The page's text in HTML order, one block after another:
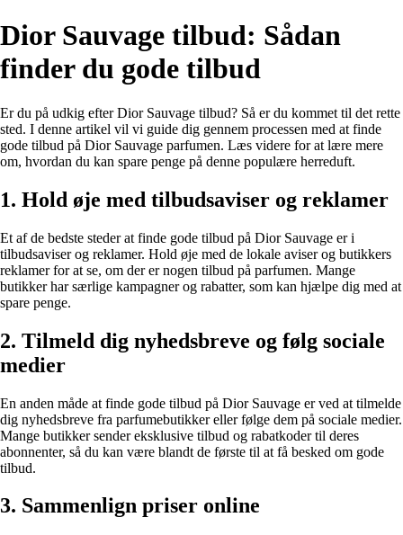
Dior Sauvage tilbud: Sådan
finder du gode tilbud
Er du på udkig efter Dior Sauvage tilbud? Så er du kommet til det rette
sted. I denne artikel vil vi guide dig gennem processen med at finde
gode tilbud på Dior Sauvage parfumen. Læs videre for at lære mere
om, hvordan du kan spare penge på denne populære herreduft.
1. Hold øje med tilbudsaviser og reklamer
Et af de bedste steder at finde gode tilbud på Dior Sauvage er i
tilbudsaviser og reklamer. Hold øje med de lokale aviser og butikkers
reklamer for at se, om der er nogen tilbud på parfumen. Mange
butikker har særlige kampagner og rabatter, som kan hjælpe dig med at
spare penge.
2. Tilmeld dig nyhedsbreve og følg sociale
medier
En anden måde at finde gode tilbud på Dior Sauvage er ved at tilmelde
dig nyhedsbreve fra parfumebutikker eller følge dem på sociale medier.
Mange butikker sender eksklusive tilbud og rabatkoder til deres
abonnenter, så du kan være blandt de første til at få besked om gode
tilbud.
3. Sammenlign priser online